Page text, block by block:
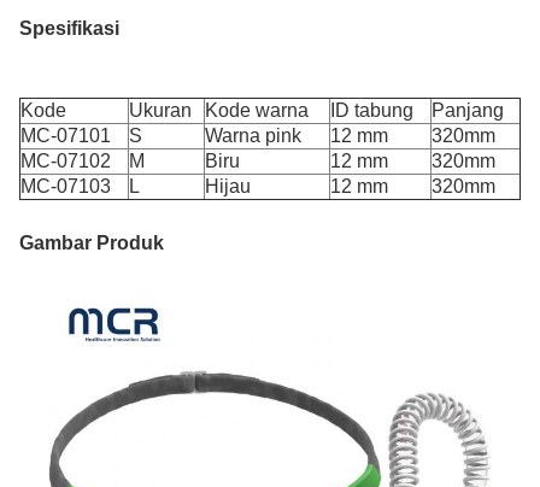
Spesifikasi
Kode Ukuran Kode warna ID tabung
Panjang
MC-07101
S Warna pink 12 mm
320mm
MC-07102
M Biru 12 mm
320mm
MC-07103
L Hijau 12 mm 320mm
Gambar Produk